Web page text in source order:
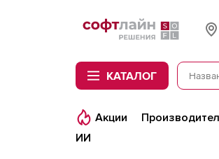
Softline
КАТАЛОГ
Акции
ИИ